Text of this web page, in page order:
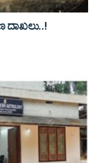
ದಾಖಲು..!